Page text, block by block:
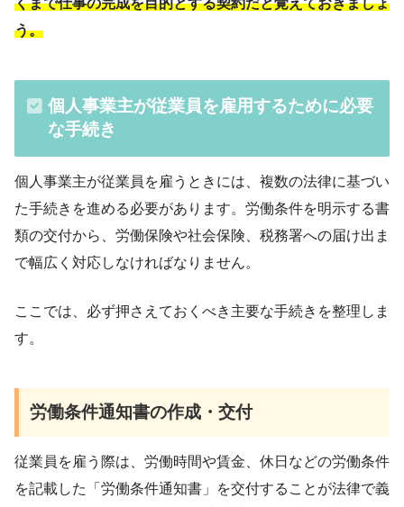
くまで仕事の完成を目的とする契約だと覚えておきましょ
う。
個人事業主が従業員を雇用するために必要
な手続き
個人事業主が従業員を雇うときには、複数の法律に基づい
た手続きを進める必要があります。労働条件を明示する書
類の交付から、労働保険や社会保険、税務署への届け出ま
で幅広く対応しなければなりません。
ここでは、必ず押さえておくべき主要な手続きを整理しま
す。
労働条件通知書の作成・交付
従業員を雇う際は、労働時間や賃金、休日などの労働条件
を記載した「労働条件通知書」を交付することが法律で義